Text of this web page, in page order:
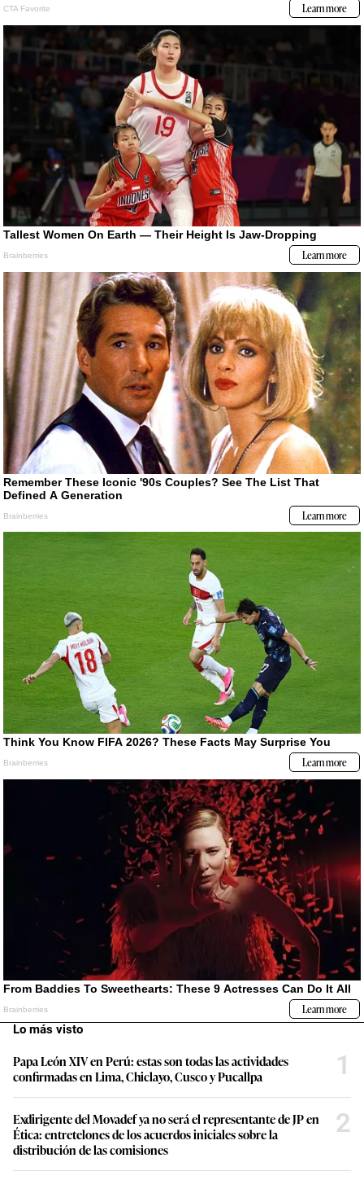
Lo más visto
Papa León XIV en Perú: estas son todas las actividades
confirmadas en Lima, Chiclayo, Cusco y Pucallpa
1
Exdirigente del Movadef ya no será el representante de JP en
Ética: entretelones de los acuerdos iniciales sobre la
distribución de las comisiones
2